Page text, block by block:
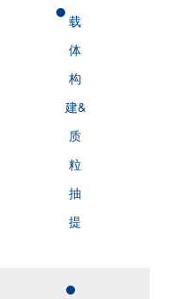
载
体
构
建&
质
粒
抽
提